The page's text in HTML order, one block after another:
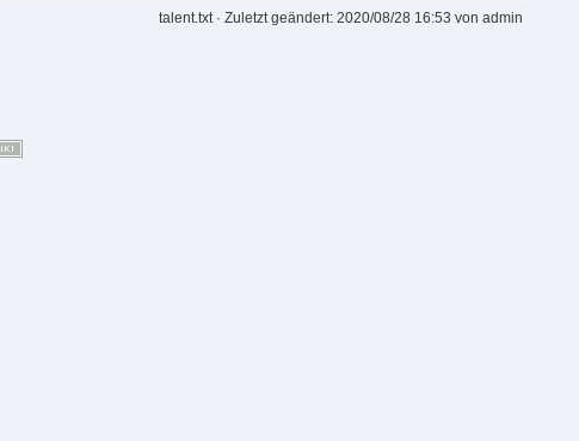
talent.txt· Zuletzt geändert:2020/08/28 16:53 vonadmin